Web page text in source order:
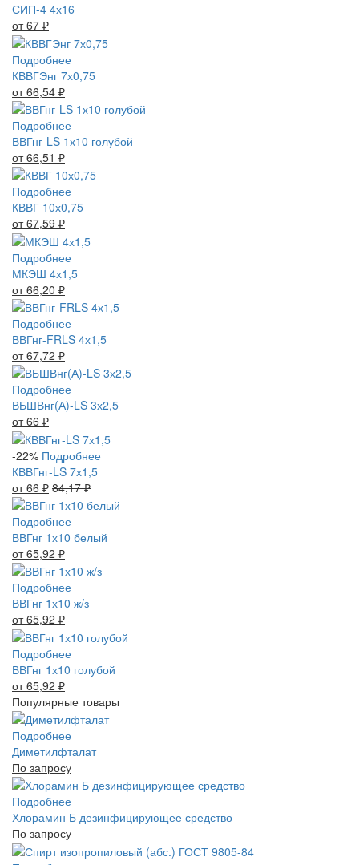
СИП-4 4х16
от 67 ₽
Подробнее
КВВГЭнг 7х0,75
от 66,54 ₽
Подробнее
ВВГнг-LS 1х10 голубой
от 66,51 ₽
Подробнее
КВВГ 10х0,75
от 67,59 ₽
Подробнее
МКЭШ 4х1,5
от 66,20 ₽
Подробнее
ВВГнг-FRLS 4х1,5
от 67,72 ₽
Подробнее
ВБШВнг(А)-LS 3х2,5
от 66 ₽
-22% Подробнее
КВВГнг-LS 7х1,5
от 66 ₽ 84,17₽
Подробнее
ВВГнг 1х10 белый
от 65,92 ₽
Подробнее
ВВГнг 1х10 ж/з
от 65,92 ₽
Подробнее
ВВГнг 1х10 голубой
от 65,92 ₽
Популярные товары
Подробнее
Диметилфталат
По запросу
Подробнее
Хлорамин Б дезинфицирующее средство
По запросу